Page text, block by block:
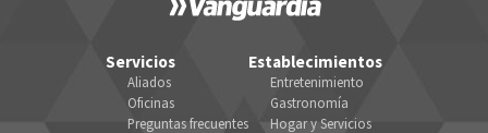
Servicios
Aliados
Oficinas
Preguntas frecuentes
Establecimientos
Entretenimiento
Gastronomía
Hogar y Servicios